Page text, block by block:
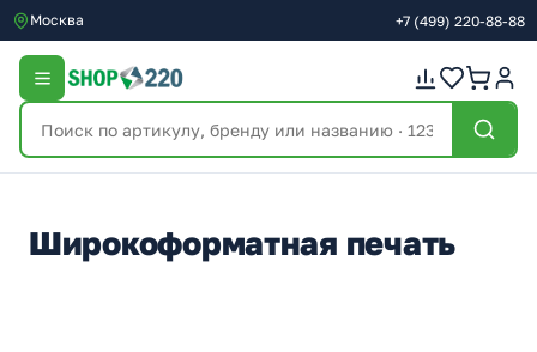
Москва +7 (499) 220-88-88
Широкоформатная печать